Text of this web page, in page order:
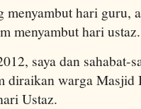
menyambut hari guru,
menyambut hari ustaz.
saya dan sahabat-
diraikan warga
Ustaz.